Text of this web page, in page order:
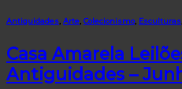
Antiguidades, Arte, Colecionismo, Esculturas
Casa Amarela
Antiguidades –